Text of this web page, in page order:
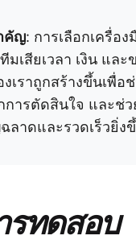
คัญ: การเลือกเครื่อ
มเสียเวลา เงิน และ
เราถูกสร้างขึ้นเพื่อ
การตัดสินใจ และช่
ลาดและรวดเร็วยิ่ง
รทดสอบ